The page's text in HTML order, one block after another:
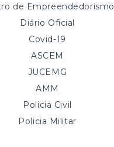
de Empreendedorismo
Diário Oficial
Covid-19
ASCEM
JUCEMG
AMM
Policia Civil
Policia Militar